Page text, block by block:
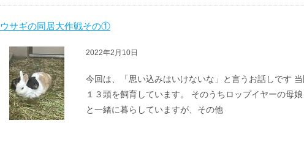
ウサギの同居大作戦その①
2022年2月10日
今回は、「思い込みはいけないな」と言うお話しです
１３頭を飼育しています。 そのうちロップイヤーの母
と一緒に暮らしていますが、その他